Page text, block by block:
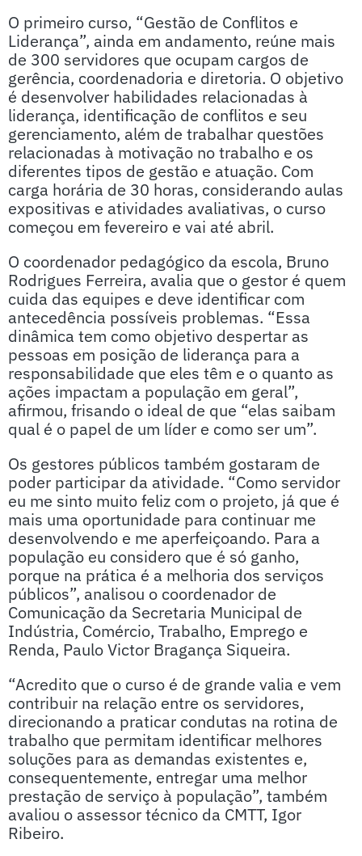
O primeiro curso, “Gestão de Conflitos e
Liderança”, ainda em andamento, reúne mais
de 300 servidores que ocupam cargos de
gerência, coordenadoria e diretoria. O objetivo
é desenvolver habilidades relacionadas à
liderança, identificação de conflitos e seu
gerenciamento, além de trabalhar questões
relacionadas à motivação no trabalho e os
diferentes tipos de gestão e atuação. Com
carga horária de 30 horas, considerando aulas
expositivas e atividades avaliativas, o curso
começou em fevereiro e vai até abril.
O coordenador pedagógico da escola, Bruno
Rodrigues Ferreira, avalia que o gestor é quem
cuida das equipes e deve identificar com
antecedência possíveis problemas. “Essa
dinâmica tem como objetivo despertar as
pessoas em posição de liderança para a
responsabilidade que eles têm e o quanto as
ações impactam a população em geral”,
afirmou, frisando o ideal de que “elas saibam
qual é o papel de um líder e como ser um”.
Os gestores públicos também gostaram de
poder participar da atividade. “Como servidor
eu me sinto muito feliz com o projeto, já que é
mais uma oportunidade para continuar me
desenvolvendo e me aperfeiçoando. Para a
população eu considero que é só ganho,
porque na prática é a melhoria dos serviços
públicos”, analisou o coordenador de
Comunicação da Secretaria Municipal de
Indústria, Comércio, Trabalho, Emprego e
Renda, Paulo Victor Bragança Siqueira.
“Acredito que o curso é de grande valia e vem
contribuir na relação entre os servidores,
direcionando a praticar condutas na rotina de
trabalho que permitam identificar melhores
soluções para as demandas existentes e,
consequentemente, entregar uma melhor
prestação de serviço à população”, também
avaliou o assessor técnico da CMTT, Igor
Ribeiro.